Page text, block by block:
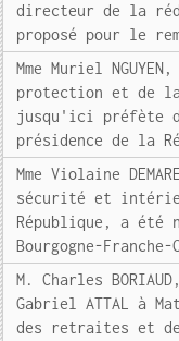
directeur de la
proposé pour le
Mme Muriel
protection et de
jusqu'ici préfète
présidence de la
Mme Violaine
sécurité et
République, a été
Bourgogne-
M. Charles
Gabriel ATTAL à
des retraites et